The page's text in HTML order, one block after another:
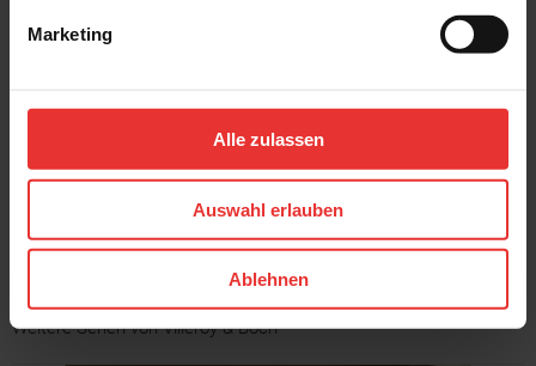
Marketing
Alle zulassen
Auswahl erlauben
Ablehnen
40 x 120 cm
40 x 120 cm
Weitere Serien von Villeroy & Boch